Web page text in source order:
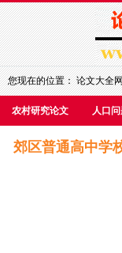
您现在的位置：论文大全
农村研究论文 人口
郊区普通高中学